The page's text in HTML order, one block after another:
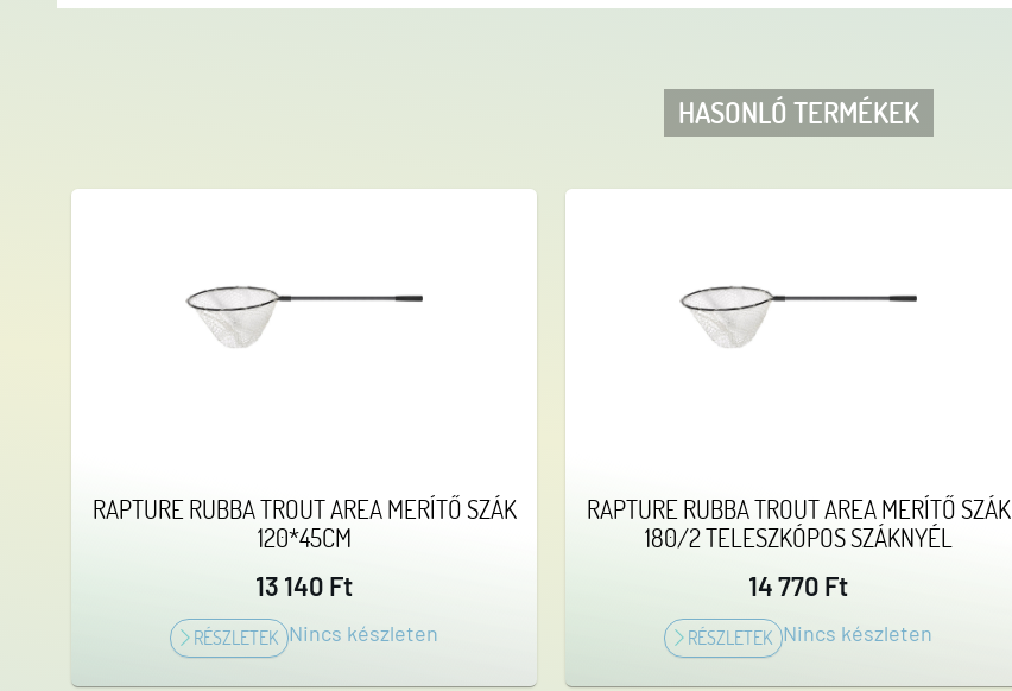
HASONLÓ TERMÉKEK
RAPTURE RUBBA TROUT AREA MERÍTŐ SZÁK
120*45CM
13 140 Ft
RÉSZLETEK Nincs készleten
RAPTURE RUBBA TROUT AREA MERÍTŐ SZÁK
180/2 TELESZKÓPOS SZÁKNYÉL
14 770 Ft
RÉSZLETEK Nincs készleten